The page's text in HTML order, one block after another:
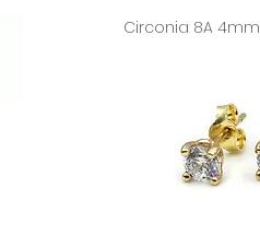
Circonia 8A 4mm